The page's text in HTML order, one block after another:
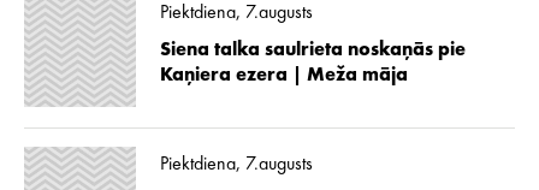
Piektdiena, 7.augusts
Siena talka saulrieta noskaņās pie
Kaņiera ezera | Meža māja
Piektdiena, 7.augusts